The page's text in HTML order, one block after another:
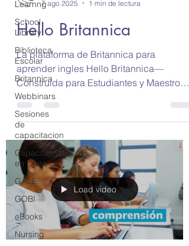
Learnng
School
Library
Biblioteca
Escolar
Britannica
Webbinars
Sesiones
de
capacitacion
Capacitaciones
en Linea
GALE
GOBI
eBooks
Nursing
7 ago 2025
1 min de lectura
Hello Britannica
La plataforma de Britannica para
aprender ingles Hello Britannica—
Construida para Estudiantes y Maestros
Ofrezca a sus estudiantes la...
Load video